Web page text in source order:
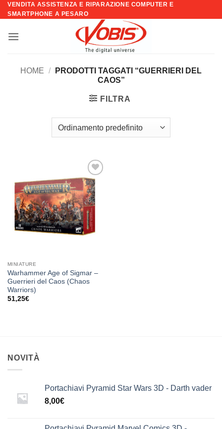
Salta
ai
VENDITA ASSISTENZA E RIPARAZIONE COMPUTER E
SMARTPHONE A PESARO
HOME /
PRODOTTI TAGGATI “GUERRIERI DEL
CAOS”
FILTRA
Aggiungi
alla lista
dei
desideri
MINIATURE
Warhammer Age of Sigmar –
Guerrieri del Caos (Chaos
Warriors)
51,25€
NOVITÀ
Portachiavi Pyramid Star Wars 3D - Darth vader
8,00€